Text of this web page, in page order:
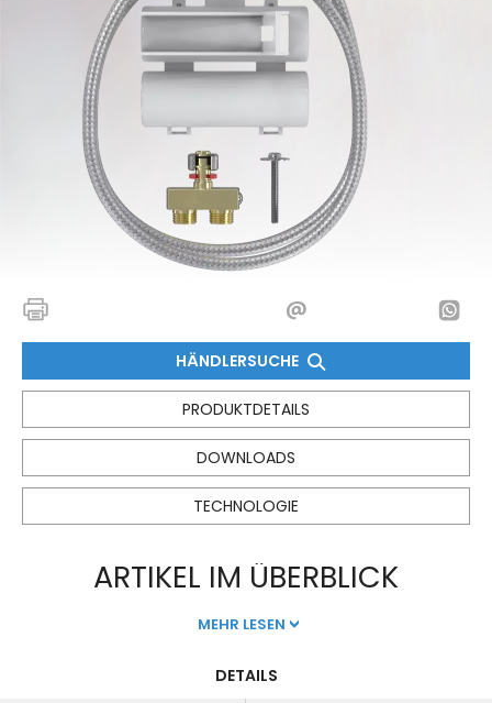
HÄNDLERSUCHE
PRODUKTDETAILS
DOWNLOADS
TECHNOLOGIE
ARTIKEL IM ÜBERBLICK
MEHR LESEN
DETAILS